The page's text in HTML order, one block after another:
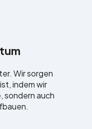
Wir sorgen
indem wir
sondern auch